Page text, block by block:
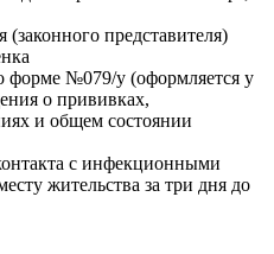
(законного представителя)
форме №079/у (оформляется у
о прививках,
и общем состоянии
с инфекционными
жительства за три дня до